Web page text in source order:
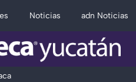
Noticias adn Noticias